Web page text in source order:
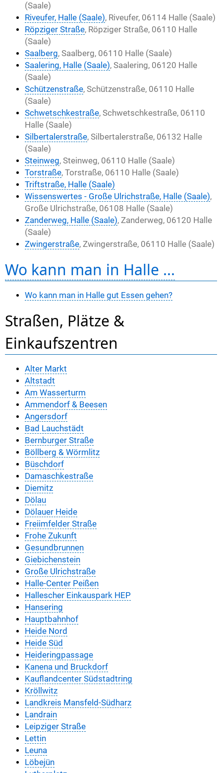
(Saale)
Riveufer, Halle (Saale), Riveufer, 06114 Halle (Saale)
Röpziger Straße, Röpziger Straße, 06110 Halle
(Saale)
Saalberg, Saalberg, 06110 Halle (Saale)
Saalering, Halle (Saale), Saalering, 06120 Halle
(Saale)
Schützenstraße, Schützenstraße, 06110 Halle
(Saale)
Schwetschkestraße, Schwetschkestraße, 06110
Halle (Saale)
Silbertalerstraße, Silbertalerstraße, 06132 Halle
(Saale)
Steinweg, Steinweg, 06110 Halle (Saale)
Torstraße, Torstraße, 06110 Halle (Saale)
Triftstraße, Halle (Saale)
Wissenswertes - Große Ulrichstraße, Halle (Saale),
Große Ulrichstraße, 06108 Halle (Saale)
Zanderweg, Halle (Saale), Zanderweg, 06120 Halle
(Saale)
Zwingerstraße, Zwingerstraße, 06110 Halle (Saale)
Wo kann man in Halle ...
Wo kann man in Halle gut Essen gehen?
Straßen, Plätze &
Einkaufszentren
Alter Markt
Altstadt
Am Wasserturm
Ammendorf & Beesen
Angersdorf
Bad Lauchstädt
Bernburger Straße
Böllberg & Wörmlitz
Büschdorf
Damaschkestraße
Diemitz
Dölau
Dölauer Heide
Freiimfelder Straße
Frohe Zukunft
Gesundbrunnen
Giebichenstein
Große Ulrichstraße
Halle-Center Peißen
Hallescher Einkauspark HEP
Hansering
Hauptbahnhof
Heide Nord
Heide Süd
Heideringpassage
Kanena und Bruckdorf
Kauflandcenter Südstadtring
Kröllwitz
Landkreis Mansfeld-Südharz
Landrain
Leipziger Straße
Lettin
Leuna
Löbejün